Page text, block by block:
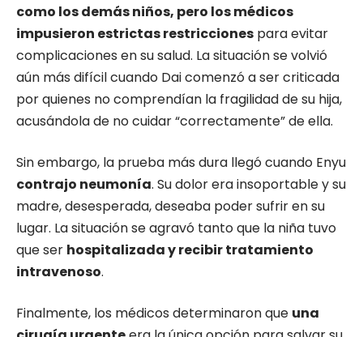
como los demás niños, pero los médicos
impusieron estrictas restricciones para evitar
complicaciones en su salud. La situación se volvió
aún más difícil cuando Dai comenzó a ser criticada
por quienes no comprendían la fragilidad de su hija,
acusándola de no cuidar “correctamente” de ella.
Sin embargo, la prueba más dura llegó cuando Enyu
contrajo neumonía. Su dolor era insoportable y su
madre, desesperada, deseaba poder sufrir en su
lugar. La situación se agravó tanto que la niña tuvo
que ser hospitalizada y recibir tratamiento
intravenoso.
Finalmente, los médicos determinaron que una